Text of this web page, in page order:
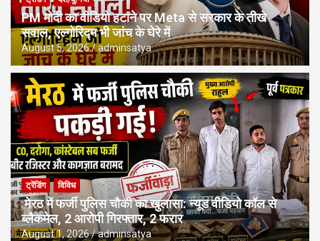
PM मोदी का वीडियो हटाने पर Meta से सरकार के तीखे
सवाल, एल्गोरिद्म भी जांच के घेरे में
August 5, 2026 adminsatya
ट्रेंडिंग विविध
मेरठ में फर्जी पुलिस चौकी का खुलासा: न्यूड वीडियो कॉल से
ब्लैकमेल, 2 आरोपी गिरफ्तार, 2 फरार
August 1, 2026 adminsatya